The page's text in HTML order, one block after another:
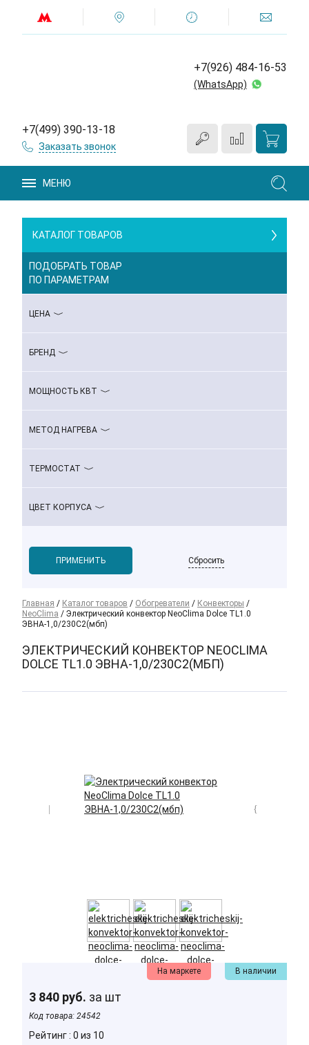
+7(926) 484-16-53
(WhatsApp)
+7(499) 390-13-18
Заказать звонок
МЕНЮ
КАТАЛОГ ТОВАРОВ
ПОДОБРАТЬ ТОВАР
ПО ПАРАМЕТРАМ
ЦЕНА
БРЕНД
МОЩНОСТЬ КВТ
МЕТОД НАГРЕВА
ТЕРМОСТАТ
ЦВЕТ КОРПУСА
Сбросить
Главная / Каталог товаров / Обогреватели / Конвекторы /
NeoClima / Электрический конвектор NeoClima Dolce TL1.0
ЭВНА-1,0/230С2(мбп)
ЭЛЕКТРИЧЕСКИЙ КОНВЕКТОР NEOCLIMA
DOLCE TL1.0 ЭВНА-1,0/230С2(МБП)
В наличии
На маркете
3 840 руб. за шт
Код товара: 24542
Рейтинг : 0 из 10